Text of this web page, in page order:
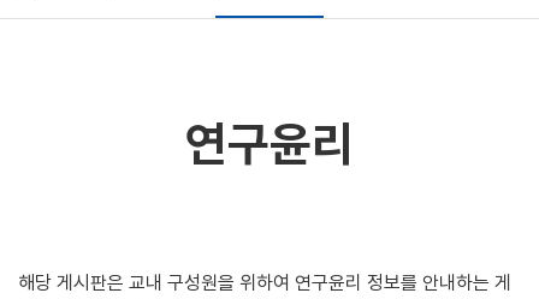
연구윤리
해당 게시판은 교내 구성원을 위하여 연구윤리 정보를 안내하는 게